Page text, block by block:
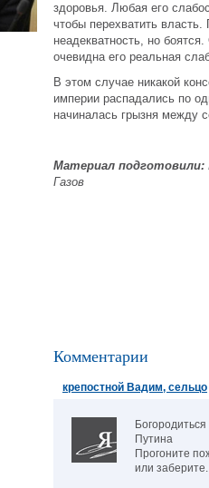
здоровья. Любая его
чтобы перехватить
неадекватность, но
очевидна его реальная
В этом случае никакой
империи распадались по
начиналась грызня между
Материал подготовили:
Газов
Комментарии
крепостной Вадим, сельцо
Богородиться
Путина
Прогоните
или заберите.